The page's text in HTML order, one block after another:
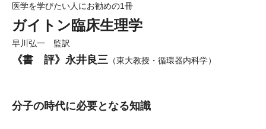
医学を学びたい人にお勧めの1冊
ガイトン臨床生理学
早川弘一 監訳
《書 評》永井良三 （東大教授・循環器内科学）
分子の時代に必要となる知識